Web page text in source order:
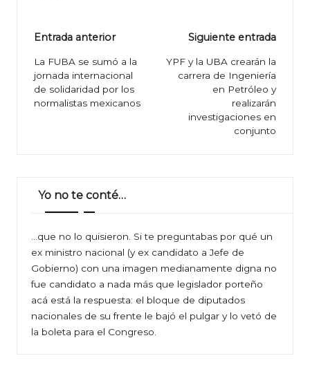
Navegación
de
entradas
Entrada anterior
La FUBA se sumó a la
jornada internacional
de solidaridad por los
normalistas mexicanos
Siguiente entrada
YPF y la UBA crearán la
carrera de Ingeniería
en Petróleo y
realizarán
investigaciones en
conjunto
Yo no te conté…
…que no lo quisieron. Si te preguntabas por qué un
ex ministro nacional (y ex candidato a Jefe de
Gobierno) con una imagen medianamente digna no
fue candidato a nada más que legislador porteño
acá está la respuesta: el bloque de diputados
nacionales de su frente le bajó el pulgar y lo vetó de
la boleta para el Congreso.